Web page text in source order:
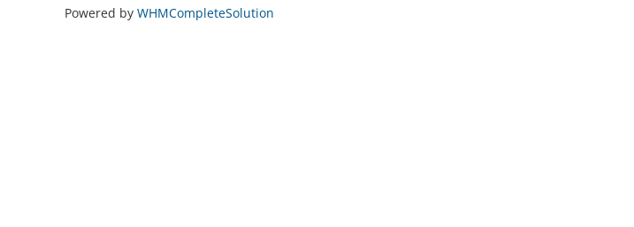
Powered by WHMCompleteSolution